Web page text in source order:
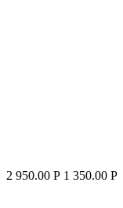
2 950.00 Р 1 350.00 Р